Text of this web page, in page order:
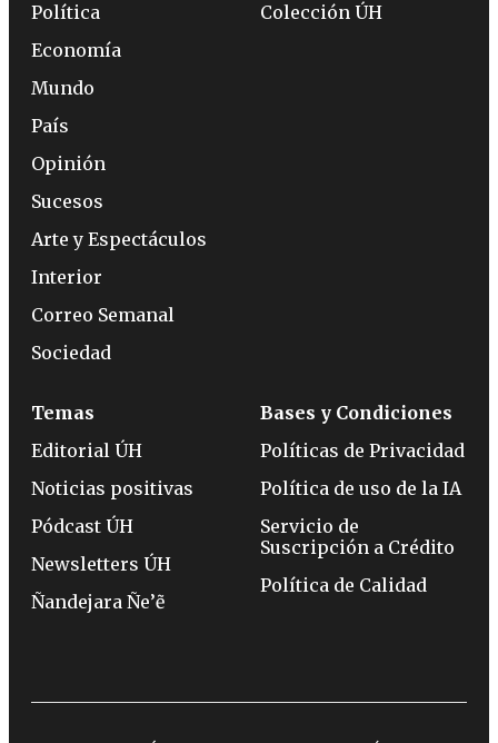
Política
Economía
Mundo
País
Opinión
Sucesos
Arte y Espectáculos
Interior
Correo Semanal
Sociedad
Colección ÚH
Temas
Editorial ÚH
Noticias positivas
Pódcast ÚH
Newsletters ÚH
Ñandejara Ñe’ẽ
Bases y Condiciones
Políticas de Privacidad
Política de uso de la IA
Servicio de
Suscripción a Crédito
Política de Calidad